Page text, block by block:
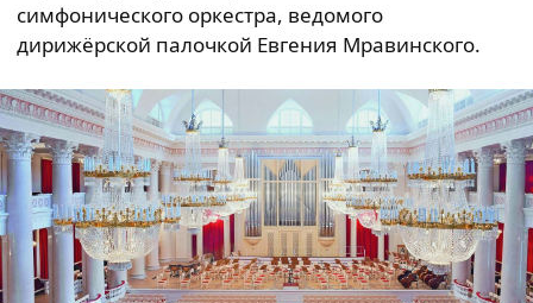
симфонического оркестра, ведомого
дирижёрской палочкой Евгения Мравинского.